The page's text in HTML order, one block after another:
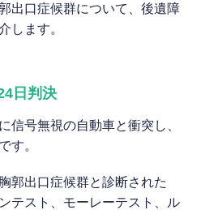
出口症候群について、後遺障
します。
日判決
信号無視の自動車と衝突し、
す。
郭出口症候群と診断された
テスト、モーレーテスト、ル